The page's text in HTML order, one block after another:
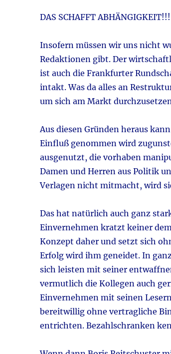
DAS SCHAFFT ABHÄNGIGKEIT!!!
Insofern müssen wir uns nicht
Redaktionen gibt. Der
ist auch die Frankfurter
intakt. Was da alles an
um sich am Markt
Aus diesen Gründen heraus
Einfluß genommen wird
ausgenutzt, die vorhaben
Damen und Herren aus Politik
Verlagen nicht mitmacht, wird
Das hat natürlich auch ganz
Einvernehmen kratzt keiner
Konzept daher und setzt sich
Erfolg wird ihm geneidet. In
sich leisten mit seiner
vermutlich die Kollegen auch
Einvernehmen mit seinen
bereitwillig ohne vertragliche
entrichten. Bezahlschranken